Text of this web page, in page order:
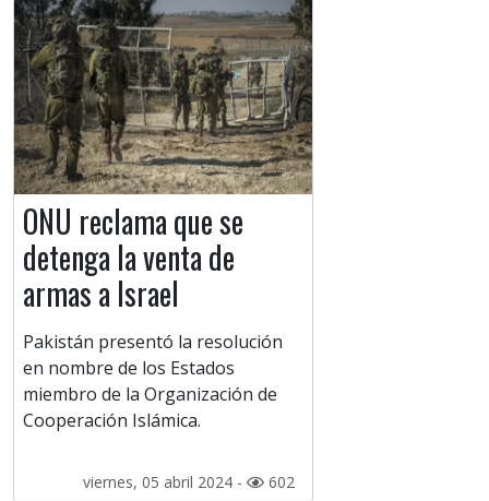
ONU reclama que se
detenga la venta de
armas a Israel
Pakistán presentó la resolución
en nombre de los Estados
miembro de la Organización de
Cooperación Islámica.
viernes, 05 abril 2024 - 602